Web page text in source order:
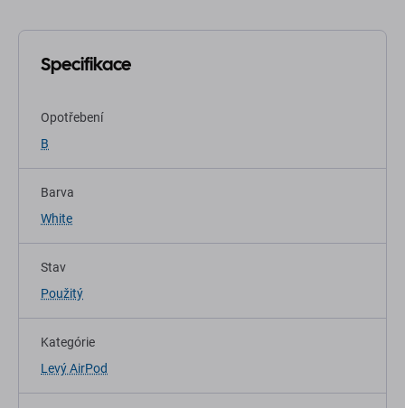
Specifikace
Opotřebení
B
Barva
White
Stav
Použitý
Kategórie
Levý AirPod